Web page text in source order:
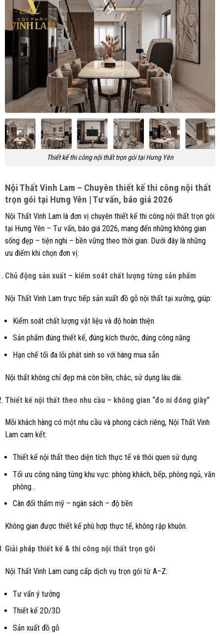
Thiết kế thi công nội thất trọn gói tại Hưng Yên
Nội Thất Vinh Lam – Chuyên thiết kế thi công nội thất
trọn gói tại Hưng Yên | Tư vấn, báo giá 2026
Nội Thất Vinh Lam là đơn vị chuyên thiết kế thi công nội thất trọn gói
tại Hưng Yên – Tư vấn, báo giá 2026, mang đến những không gian
sống đẹp – tiện nghi – bền vững theo thời gian. Dưới đây là những
ưu điểm khi chọn đơn vị:
Chủ động sản xuất – kiểm soát chất lượng từng sản phẩm
Nội Thất Vinh Lam trực tiếp sản xuất đồ gỗ nội thất tại xưởng, giúp:
Kiểm soát chất lượng vật liệu và độ hoàn thiện
Sản phẩm đúng thiết kế, đúng kích thước, đúng công năng
Hạn chế tối đa lỗi phát sinh so với hàng mua sẵn
Nội thất không chỉ đẹp mà còn bền, chắc, sử dụng lâu dài.
Thiết kế nội thất theo nhu cầu – không gian “đo ni đóng giày”
Mỗi khách hàng có một nhu cầu và phong cách riêng, Nội Thất Vinh
Lam cam kết:
Thiết kế nội thất theo diện tích thực tế và thói quen sử dụng
Tối ưu công năng từng khu vực: phòng khách, bếp, phòng ngủ, văn
phòng…
Cân đối thẩm mỹ – ngân sách – độ bền
Không gian được thiết kế phù hợp thực tế, không rập khuôn.
Giải pháp thiết kế & thi công nội thất trọn gói
Nội Thất Vinh Lam cung cấp dịch vụ trọn gói từ A–Z:
Tư vấn ý tưởng
Thiết kế 2D/3D
Sản xuất đồ gỗ